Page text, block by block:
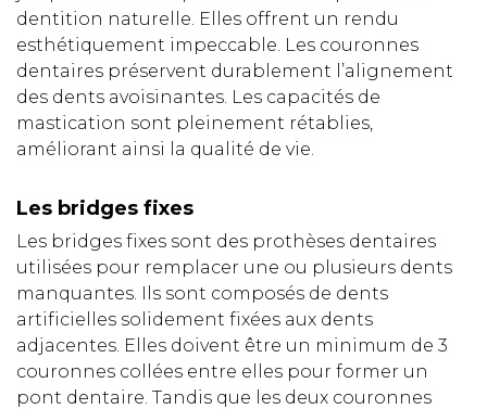
dentition naturelle. Elles offrent un rendu
esthétiquement impeccable. Les couronnes
dentaires préservent durablement l’alignement
des dents avoisinantes. Les capacités de
mastication sont pleinement rétablies,
améliorant ainsi la qualité de vie.
Les bridges fixes
Les bridges fixes sont des prothèses dentaires
utilisées pour remplacer une ou plusieurs dents
manquantes. Ils sont composés de dents
artificielles solidement fixées aux dents
adjacentes. Elles doivent être un minimum de 3
couronnes collées entre elles pour former un
pont dentaire. Tandis que les deux couronnes